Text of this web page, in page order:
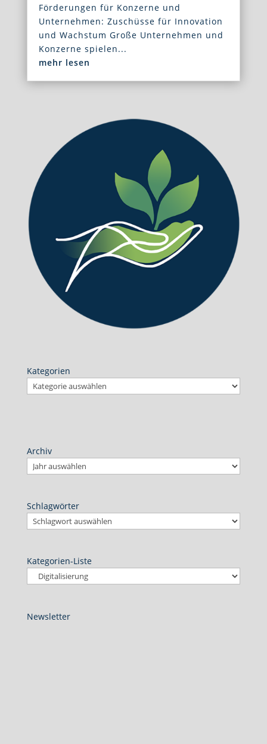
Förderungen für Konzerne und
Unternehmen: Zuschüsse für Innovation
und Wachstum Große Unternehmen und
Konzerne spielen...
mehr lesen
Kategorien
Archiv
Schlagwörter
Kategorien-Liste
Newsletter